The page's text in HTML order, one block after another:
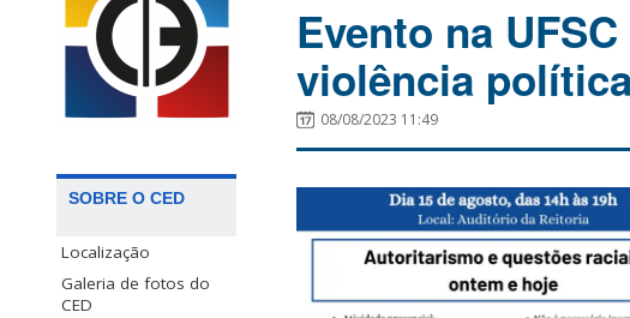
SOBRE O CED
Localização
Galeria de fotos do
CED
Evento na
violência
08/08/2023 11:49